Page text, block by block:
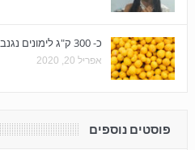
כ- 300 ק"ג לימונים נגנבו במטע סמוך לקריית גת
אפריל 20, 2020
פוסטים נוספים